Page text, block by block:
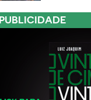
PUBLICIDADE